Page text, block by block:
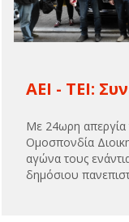
ΑΕΙ - ΤΕΙ:
Με 24ωρη απεργία
Ομοσπονδία
αγώνα τους
δημόσιου